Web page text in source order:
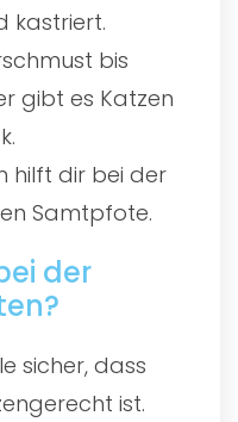
kastriert.
bis
gibt es Katzen
hilft dir bei der
Samtpfote.
der
sicher, dass
ist.